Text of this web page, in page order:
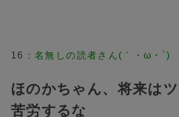
16 ：名無しの読者さん(｀・ω・´)
ほのかちゃん、将来は
苦労するな